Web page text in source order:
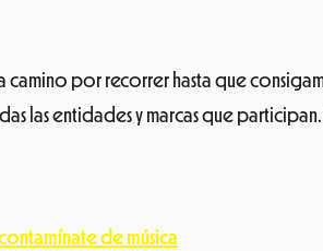
camino por recorrer hasta que
las entidades y marcas que
de música